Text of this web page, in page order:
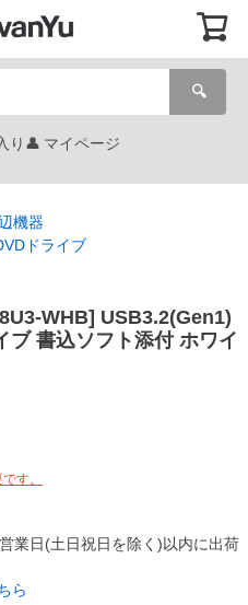
🔍
り マイページ
機器
ドライブ
WHB] USB3.2(Gen1)
ブ 書込ソフト添付 ホワイ
す。
業日(土日祝日を除く)以内に出荷
ら